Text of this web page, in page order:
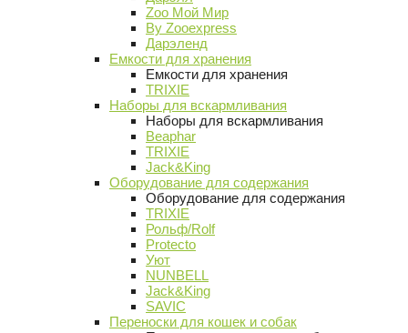
Zoo Мой Мир
By Zooexpress
Дарэленд
Емкости для хранения
Емкости для хранения
TRIXIE
Наборы для вскармливания
Наборы для вскармливания
Beaphar
TRIXIE
Jack&King
Оборудование для содержания
Оборудование для содержания
TRIXIE
Рольф/Rolf
Protecto
Уют
NUNBELL
Jack&King
SAVIC
Переноски для кошек и собак